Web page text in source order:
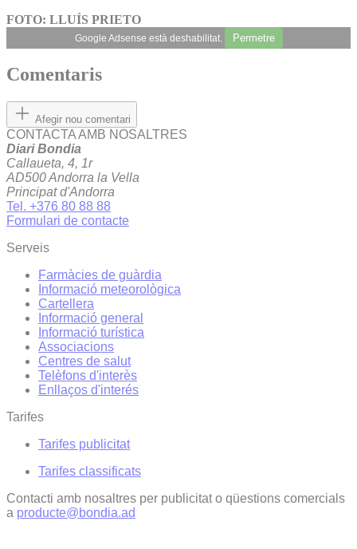
FOTO: LLUÍS PRIETO
Google Adsense està deshabilitat. Permetre
Comentaris
Afegir nou comentari
CONTACTA AMB NOSALTRES
Diari Bondia
Callaueta, 4, 1r
AD500 Andorra la Vella
Principat d'Andorra
Tel. +376 80 88 88
Formulari de contacte
Serveis
Farmàcies de guàrdia
Informació meteorològica
Cartellera
Informació general
Informació turística
Associacions
Centres de salut
Telèfons d'interès
Enllaços d'interés
Tarifes
Tarifes publicitat
Tarifes classificats
Contacti amb nosaltres per publicitat o qüestions comercials
a producte@bondia.ad